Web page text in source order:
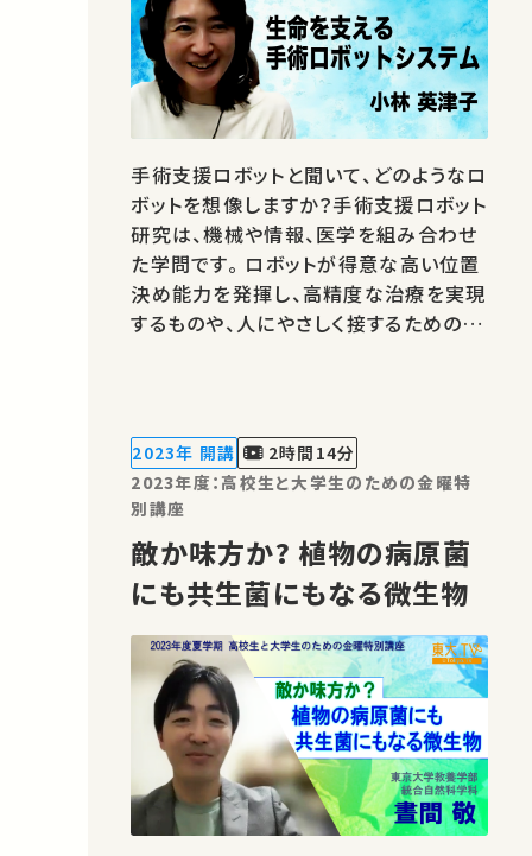
手術支援ロボットと聞いて、どのようなロ
ボットを想像しますか？手術支援ロボット
研究は、機械や情報、医学を組み合わせ
た学問です。 ロボットが得意な高い位置
決め能力を発揮し、高精度な治療を実現
するものや、人にやさしく接するための安
ロボットの概要や最新の研究について紹
介します。 講師：小林 英津…
2023年 開講
2時間14分
2023年度：高校生と大学生のための金曜特
別講座
敵か味方か? 植物の病原菌
にも共生菌にもなる微生物